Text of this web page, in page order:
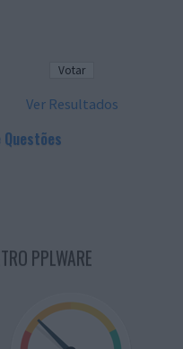
Ver Resultados
PPLWARE